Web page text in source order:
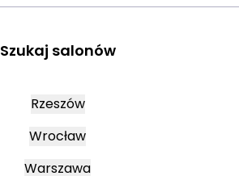
Szukaj salonów
Rzeszów
Wrocław
Warszawa